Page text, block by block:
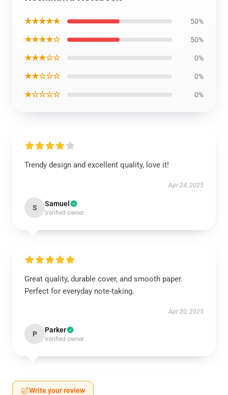
★★★★★ 50%
★★★★☆ 50%
★★★☆☆ 0%
★★☆☆☆ 0%
★☆☆☆☆ 0%
Trendy design and excellent quality, love it!
Apr 24, 2025
S Samuel
Verified owner
Great quality, durable cover, and smooth paper.
Perfect for everyday note-taking.
Apr 20, 2025
P Parker
Verified owner
Write your review